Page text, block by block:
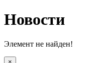
Новости
Элемент не найден!